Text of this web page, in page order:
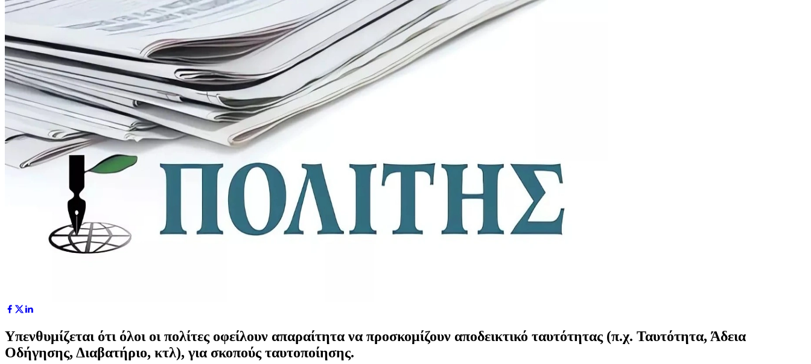
Υπενθυμίζεται ότι όλοι οι πολίτες οφείλουν απαραίτητα να προσκομίζουν αποδεικτικό ταυτότητας (π.χ. Ταυτότητα, Άδεια
Οδήγησης, Διαβατήριο, κτλ), για σκοπούς ταυτοποίησης.